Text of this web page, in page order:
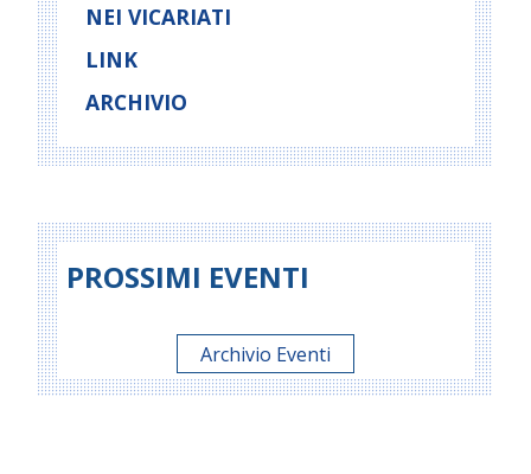
NEI VICARIATI
LINK
ARCHIVIO
PROSSIMI EVENTI
Archivio Eventi